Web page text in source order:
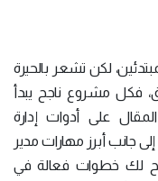
لكن تشعر بالحيرة
فكل مشروع ناجح يبدأ
على أدوات إدارة
جانب أبرز مهارات مدير
لك خطوات فعالة في